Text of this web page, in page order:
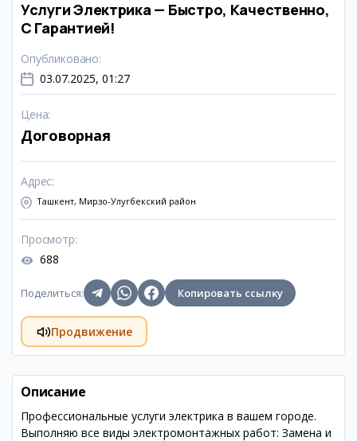
Услуги Электрика — Быстро, Качественно,
С Гарантией!
Опубликовано:
03.07.2025, 01:27
Цена:
Договорная
Адрес:
Ташкент, Мирзо-Улугбекский район
Просмотр:
688
Поделиться: Копировать ссылку
Продвижение
Описание
Профессиональные услуги электрика в вашем городе.
Выполняю все виды электромонтажных работ: Замена и